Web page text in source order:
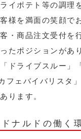
イポテト等の調理
様を満面の笑顔で
・商品注文受付を
たポジションがあ
ドライブスルー」
フェバイバリスタ
ります。
ナルドの働く